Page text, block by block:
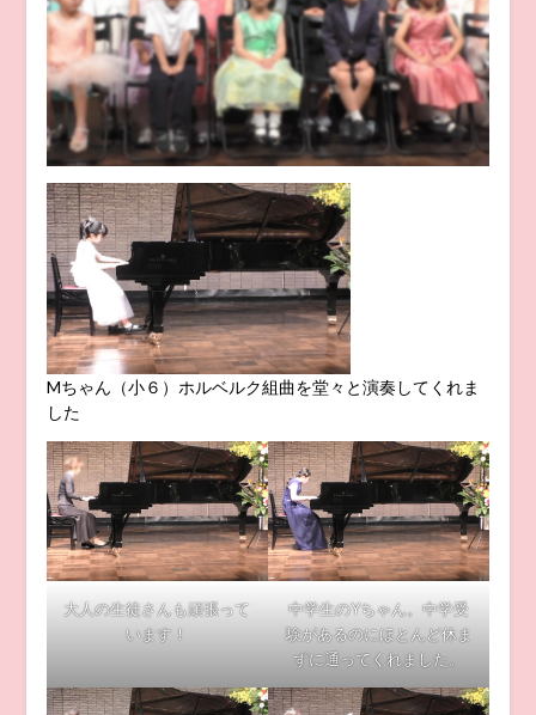
Mちゃん（小６）ホルベルク組曲を堂々と演奏してくれま
した
大人の生徒さんも頑張って
います！
中学生のYちゃん。中学受
験があるのにほとんど休ま
ずに通ってくれました。